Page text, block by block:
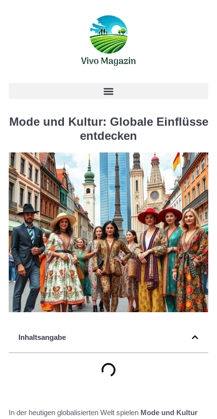
Mode und Kultur: Globale Einflüsse
entdecken
Inhaltsangabe
In der heutigen globalisierten Welt spielen Mode und Kultur